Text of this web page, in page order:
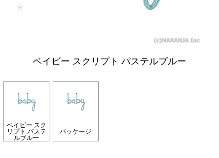
ベイビー スクリプト パステルブルー
ベイビー スク
リプト パステ
ルブルー
パッケージ